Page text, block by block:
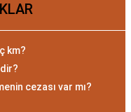
eder. Bu
gizemli ve derin
burcunun temel
ve tutku
için
zamanda,
km?
cezası var mı?